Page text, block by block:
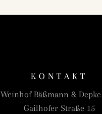
KONTAKT
Weinhof Bäßmann & Depke
Gailhofer Straße 15